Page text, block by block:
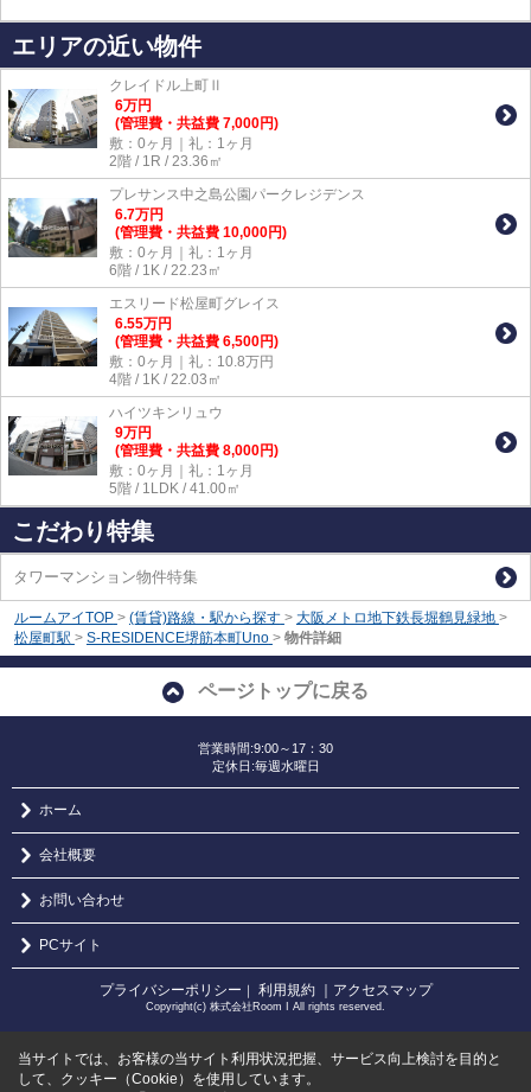
エリアの近い物件
クレイドル上町Ⅱ
6万円
(管理費・共益費 7,000円)
敷：0ヶ月｜礼：1ヶ月
2階 / 1R / 23.36㎡
プレサンス中之島公園パークレジデンス
6.7万円
(管理費・共益費 10,000円)
敷：0ヶ月｜礼：1ヶ月
6階 / 1K / 22.23㎡
エスリード松屋町グレイス
6.55万円
(管理費・共益費 6,500円)
敷：0ヶ月｜礼：10.8万円
4階 / 1K / 22.03㎡
ハイツキンリュウ
9万円
(管理費・共益費 8,000円)
敷：0ヶ月｜礼：1ヶ月
5階 / 1LDK / 41.00㎡
こだわり特集
タワーマンション物件特集
ルームアイTOP > (賃貸)路線・駅から探す > 大阪メトロ地下鉄長堀鶴見緑地 >
松屋町駅 > S-RESIDENCE堺筋本町Uno > 物件詳細
ページトップに戻る
営業時間:9:00～17：30
定休日:毎週水曜日
ホーム
会社概要
お問い合わせ
PCサイト
プライバシーポリシー ｜ 利用規約 ｜アクセスマップ
Copyright(c) 株式会社Room I All rights reserved.
当サイトでは、お客様の当サイト利用状況把握、サービス向上検討を目的と
して、クッキー（Cookie）を使用しています。